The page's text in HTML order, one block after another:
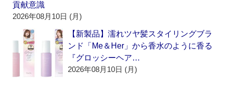
貢献意識
2026年08月10日 (月)
【新製品】濡れツヤ髪スタイリングブラ
ンド「Me＆Her」から香水のように香る
『グロッシーヘア…
2026年08月10日 (月)